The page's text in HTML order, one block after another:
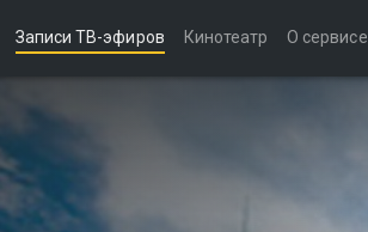
Записи ТВ-эфиров Кинотеатр О сервисе